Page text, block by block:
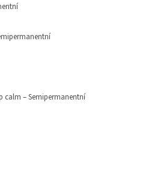
calm – Semipermanentní